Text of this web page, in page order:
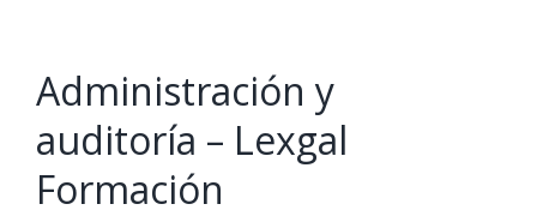
Administración y
auditoría – Lexgal
Formación